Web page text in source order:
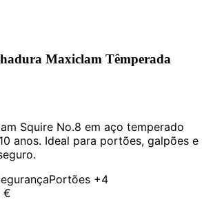
Maxiclam Têmperada
Squire No.8 em aço temperado
anos. Ideal para portões, galpões e
Portões +4
€